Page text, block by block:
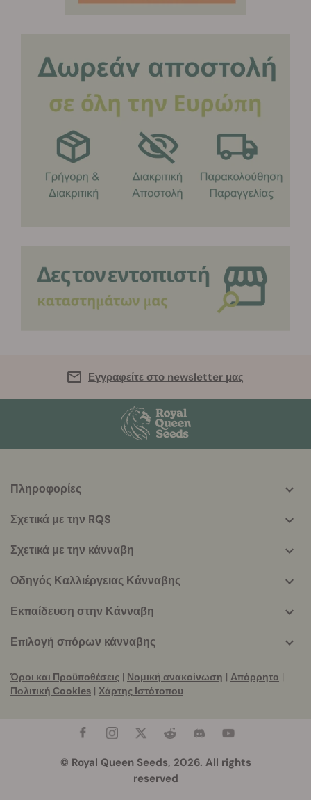
Εγγραφείτε στο newsletter μας
More
info
Πληροφορίες
Σχετικά με την RQS
Σχετικά με την κάνναβη
Οδηγός Καλλιέργειας Κάνναβης
Εκπαίδευση στην Κάνναβη
Επιλογή σπόρων κάνναβης
Όροι και Προϋποθέσεις | Νομική ανακοίνωση | Απόρρητο |
Πολιτική Cookies | Χάρτης Ιστότοπου
© Royal Queen Seeds, 2026. All rights
reserved